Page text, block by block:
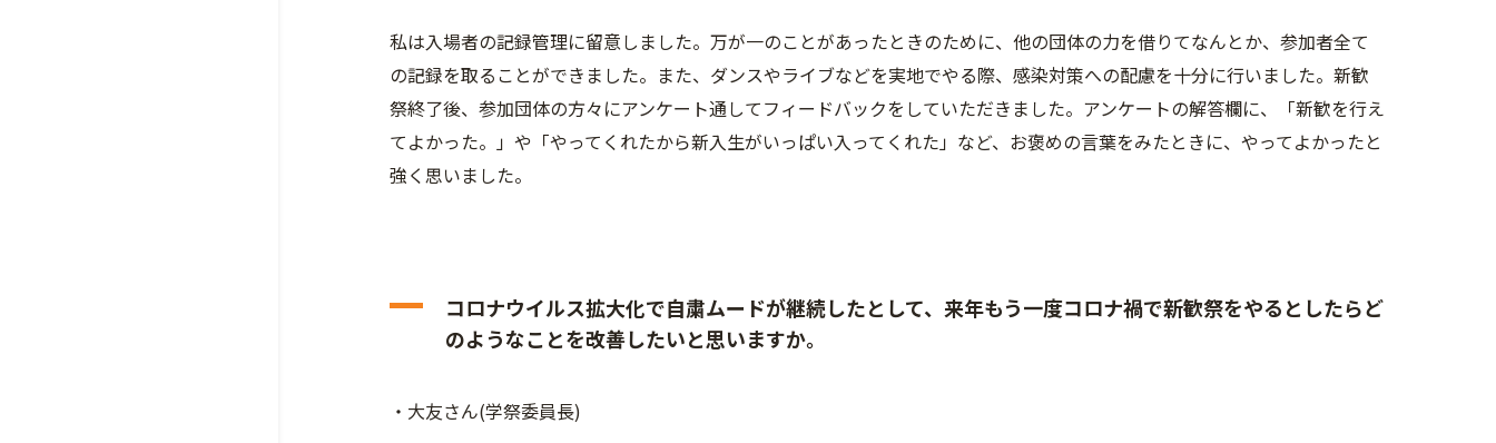
私は入場者の記録管理に留意しました。万が一のことがあったときのために、他の団体の力を借りてなんとか、参加者全て
の記録を取ることができました。また、ダンスやライブなどを実地でやる際、感染対策への配慮を十分に行いました。新歓
祭終了後、参加団体の方々にアンケート通してフィードバックをしていただきました。アンケートの解答欄に、「新歓を行え
てよかった。」や「やってくれたから新入生がいっぱい入ってくれた」など、お褒めの言葉をみたときに、やってよかったと
強く思いました。
コロナウイルス拡大化で自粛ムードが継続したとして、来年もう一度コロナ禍で新歓祭をやるとしたらど
のようなことを改善したいと思いますか。
・大友さん(学祭委員長)